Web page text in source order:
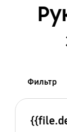
Фильтр